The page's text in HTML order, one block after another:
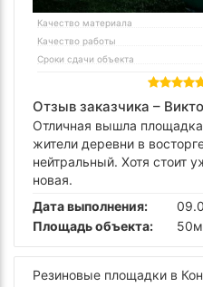
Качество материала
Качество работы
Сроки сдачи объекта
Отзыв заказчика –
Отличная вышла
жители деревни в
нейтральный. Хотя стоит
новая.
Дата выполнения:
Площадь объекта:
50м
Резиновые площадки в